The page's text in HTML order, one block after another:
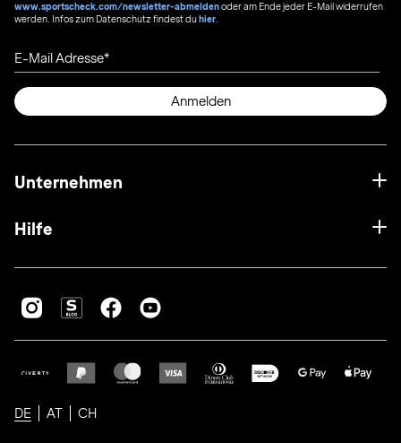
www.sportscheck.com/newsletter-abmeldenoder am Ende jeder E-Mail widerrufen
werden. Infos zum Datenschutz findest duhier
E-Mail Adresse
Anmelden
Unternehmen
Hilfe
DE AT CH